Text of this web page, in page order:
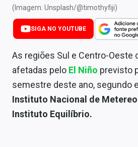
Central dos IPOs
Renda Fixa
Finanças Pessoais
Mercados
Economia
(Imagem: Unsplash/@timothyfiji)
SIGA NO YOUTUBE
As regiões Sul e Centro-Oeste
afetadas pelo El Niño previsto
semestre deste ano, segundo
Instituto Nacional de
Instituto Equilíbrio.